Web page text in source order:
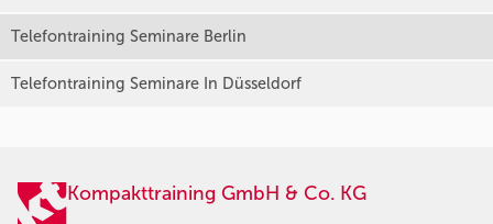
Telefontraining Seminare Berlin
Telefontraining Seminare In Düsseldorf
Kompakttraining GmbH & Co. KG